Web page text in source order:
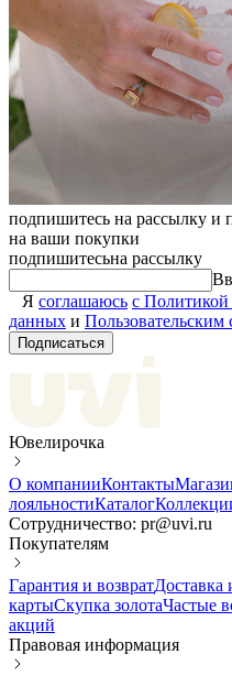
подпишитесь на рассылку и
на ваши покупки
подпишитесьна рассылку
Я соглашаюсь с Политикой
данных и Пользовательским
Подписаться
Ювелирочка
О компанииКонтакты
лояльностиКаталог
Сотрудничество: pr@uvi.ru
Покупателям
Гарантия и возвратДоставка
картыСкупка золотаЧастые
акций
Правовая информация